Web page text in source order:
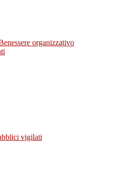
organizzativo
vigilati